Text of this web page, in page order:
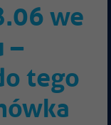
we
–
tego